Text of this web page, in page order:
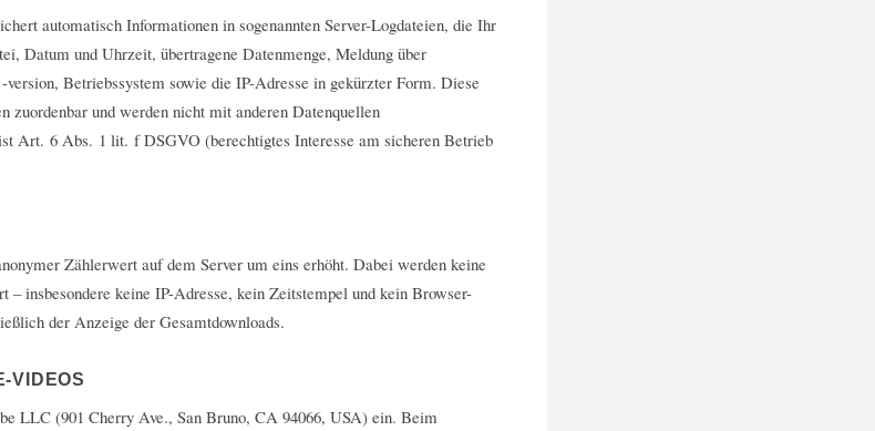
automatisch Informationen in sogenannten Server-Logdateien, die Ihr
Datum und Uhrzeit, übertragene Datenmenge, Meldung über
Betriebssystem sowie die IP-Adresse in gekürzter Form. Diese
zuordenbar und werden nicht mit anderen Datenquellen
Art. 6 Abs. 1 lit. f DSGVO (berechtigtes Interesse am sicheren Betrieb
Zählerwert auf dem Server um eins erhöht. Dabei werden keine
– insbesondere keine IP-Adresse, kein Zeitstempel und kein Browser-
der Anzeige der Gesamtdownloads.
VIDEOS
LLC (901 Cherry Ave., San Bruno, CA 94066, USA) ein. Beim